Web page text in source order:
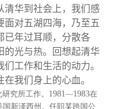
清华到社会上，我们感
面对五湖四海，乃至五
已年过耳顺，分散各
的光与热。回想起清华
工作和生活的动力。
我们身上的心血。
究所工作。 1981—1983在
新泽西州。任职某跨国公